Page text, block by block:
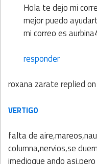
Hola te dejo mi
mejor puedo
mi correo es
responder
roxana zaratereplied on
VERTIGO
falta de
columna,nervios,se
imedioque ando